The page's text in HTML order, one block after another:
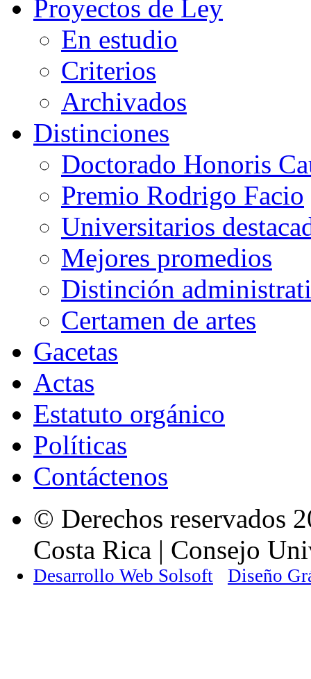
Proyectos de Ley
En estudio
Criterios
Archivados
Distinciones
Doctorado Honoris
Premio Rodrigo Facio
Universitarios
Mejores promedios
Distinción
Certamen de artes
Gacetas
Actas
Estatuto orgánico
Políticas
Contáctenos
© Derechos reservados
Costa Rica | Consejo
Desarrollo Web Solsoft Diseño